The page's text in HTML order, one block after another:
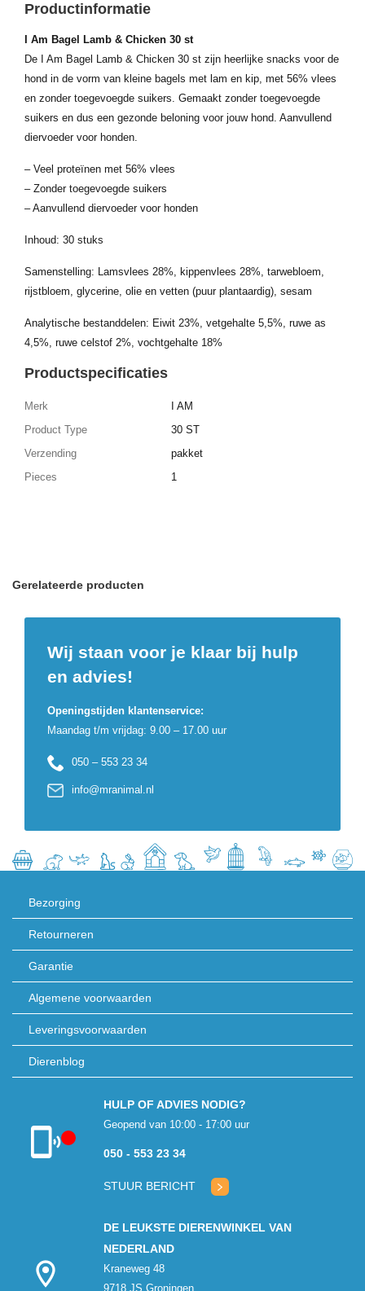
Productinformatie
I Am Bagel Lamb & Chicken 30 st
De
I Am Bagel Lamb & Chicken 30 st zijn heerlijke snacks voor de
hond in de vorm van kleine bagels met lam en kip, met 56% vlees
en zonder toegevoegde suikers. Gemaakt zonder toegevoegde
suikers en dus een gezonde beloning voor jouw hond. Aanvullend
diervoeder voor honden.
– Veel proteïnen met 56% vlees
– Zonder toegevoegde suikers
– Aanvullend diervoeder voor honden
Inhoud: 30 stuks
Samenstelling: Lamsvlees 28%, kippenvlees 28%, tarwebloem,
rijstbloem, glycerine, olie en vetten (puur plantaardig), sesam
Analytische bestanddelen: Eiwit 23%, vetgehalte 5,5%, ruwe as
4,5%, ruwe celstof 2%, vochtgehalte 18%
Productspecificaties
Merk
I AM
Product Type
30 ST
Verzending
pakket
Pieces
1
Gerelateerde producten
Wij staan voor je klaar bij hulp
en advies!
Openingstijden klantenservice:
Maandag t/m vrijdag: 9.00 – 17.00 uur
050 – 553 23 34
info@mranimal.nl
Bezorging
Retourneren
Garantie
Algemene voorwaarden
Leveringsvoorwaarden
Dierenblog
Klantenservice
HULP OF ADVIES NODIG?
Geopend van 10:00 - 17:00 uur
050 - 553 23 34
STUUR BERICHT
DE LEUKSTE DIERENWINKEL VAN
NEDERLAND
Kraneweg 48
9718 JS Groningen